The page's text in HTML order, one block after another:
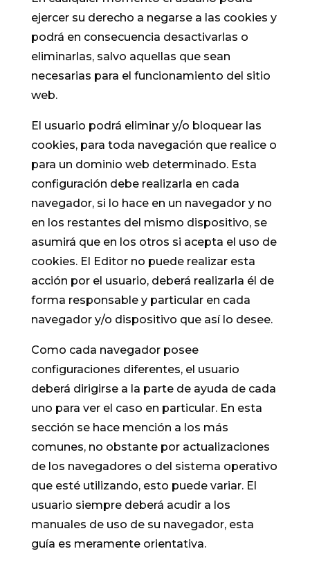
ejercer su derecho a negarse a las cookies y
podrá en consecuencia desactivarlas o
eliminarlas, salvo aquellas que sean
necesarias para el funcionamiento del sitio
web.
El usuario podrá eliminar y/o bloquear las
cookies, para toda navegación que realice o
para un dominio web determinado. Esta
configuración debe realizarla en cada
navegador, si lo hace en un navegador y no
en los restantes del mismo dispositivo, se
asumirá que en los otros si acepta el uso de
cookies. El Editor no puede realizar esta
acción por el usuario, deberá realizarla él de
forma responsable y particular en cada
navegador y/o dispositivo que así lo desee.
Como cada navegador posee
configuraciones diferentes, el usuario
deberá dirigirse a la parte de ayuda de cada
uno para ver el caso en particular. En esta
sección se hace mención a los más
comunes, no obstante por actualizaciones
de los navegadores o del sistema operativo
que esté utilizando, esto puede variar. El
usuario siempre deberá acudir a los
manuales de uso de su navegador, esta
guía es meramente orientativa.